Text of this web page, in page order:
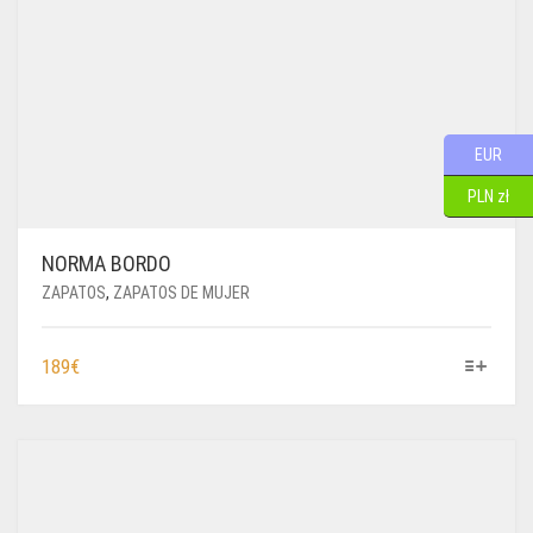
NORMA BORDO
ZAPATOS, ZAPATOS DE MUJER
189€ESTE
EUR
PLN zł